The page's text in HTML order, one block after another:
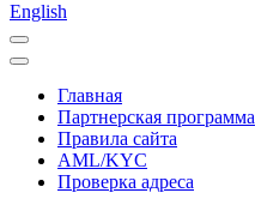
English
Главная
Партнерская программа
Правила сайта
AML/KYC
Проверка адреса